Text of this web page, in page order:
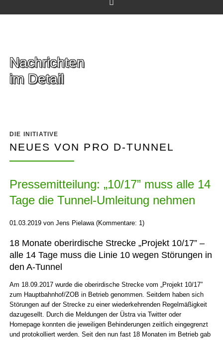
Nachrichten
im Detail
DIE INITIATIVE
NEUES VON PRO D-TUNNEL
Pressemitteilung: „10/17” muss alle 14
Tage die Tunnel-Umleitung nehmen
01.03.2019von Jens Pielawa(Kommentare: 1)
18 Monate oberirdische Strecke „Projekt 10/17” –
alle 14 Tage muss die Linie 10 wegen Störungen in
den A-Tunnel
Am 18.09.2017 wurde die oberirdische Strecke vom „Projekt 10/17”
zum Hauptbahnhof/ZOB in Betrieb genommen. Seitdem haben sich
Störungen auf der Strecke zu einer wiederkehrenden Regelmäßigkeit
dazugesellt. Durch die Meldungen der Üstra via Twitter oder
Homepage konnten die jeweiligen Behinderungen zeitlich eingegrenzt
und protokolliert werden. Seit den nun fast 18 Monaten im Betrieb gab